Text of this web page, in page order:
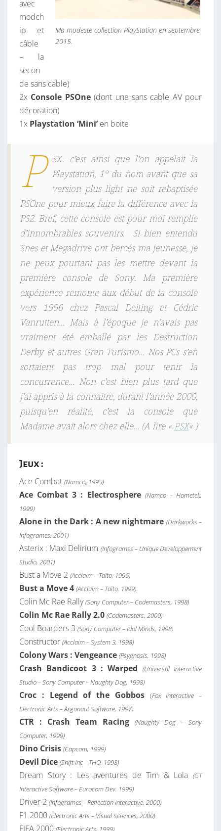
Y
S
O
1
Ma modeste collection PlayStation en septembre
2015.
avec
modch
ip et
câble
– la
secon
de sans cable)
2x Console PSOne(dont une sans cable AV pour
décoration)
1x Playstation ‘Mini’en boite
P SX.. c’est ainsi que l’on appelait la
Playstation, 1° du nom avant que sa
version plus light ne soit rebaptisée
PSOne pour mieux faire la différence avec la
PS2. Bref, cette console est pour moi remplie
d’innombrables souvenirs. Si bien entendu
Snes et Megadrive ont bercés ma jeunesse, je
ne peux pourtant pas les mettre devant la
première console de Sony.. Ma première
expérience remonte aux début de la console
vers 1996 chez Pascal Deiting et Cédric
Vanrutten… Mais à l’époque je n’avais pas
vraiment été emballé par les Destruction
Derby et autres Gran Turismo… Nos PCs s’en
sortaient pas trop mal pour tenir la
concurrence… Non c’est bien plus tard que
j’ai appris à la connaitre, durant l’année 2000,
puisqu’en réalité, c’est la console que
Madame avait alors chez elle… (A lire «PSX« )
Jeux :
Ace Combat (Namco, 1995)
Ace Combat 3 : Electrosphere (Namco – Hometek,
1999)
Alone in the Dark : A new nightmare (Darkworks –
Infogrames, 2001)
Asterix : Maxi Delirium (Infogrames – Unique Developpement
Studio, 2001)
Bust a Move 2 (Acclaim – Taïto, 1996)
Bust a Move 4 (Acclaim – Taïto, 1999)
Colin Mc Rae Rally(Sony Computer – Codemasters, 1998)
Colin Mc Rae Rally 2.0 (Codemasters, 2000)
Cool Boarders 3 (Sony Computer – Idol Minds, 1998)
Constructor (Acclaim – System 3, 1998)
Colony Wars : Vengeance (Psygnosis, 1998)
Crash Bandicoot 3 : Warped
(Universal Interactive
Studio – Sony Computer – Naughty Dog, 1998)
Croc : Legend of the Gobbos (Fox Interactive –
Electronic Arts – Argonaut Software, 1997)
CTR : Crash Team Racing
(Naughty Dog – Sony
Computer, 1999)
Dino Crisis (Capcom, 1999)
Devil Dice (Shift Inc – THQ, 1998)
Dream Story : Les aventures de Tim & Lola (GT
Interactive Software – Eurocom Dev. 1999)
Driver 2 (Infogrames – Reflection Interactive, 2000)
F1 2000 (Electronic Arts – Visual Sciences, 2000)
FIFA 2000 (Electronic Arts, 1999)